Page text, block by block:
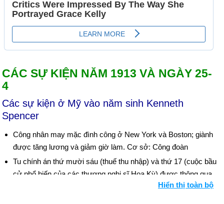
CÁC SỰ KIỆN NĂM 1913 VÀ NGÀY 25-
4
Các sự kiện ở Mỹ vào năm sinh Kenneth
Spencer
Công nhân may mặc đình công ở New York và Boston; giành
được tăng lương và giảm giờ làm. Cơ sở: Công đoàn
Tu chính án thứ mười sáu (thuế thu nhập) và thứ 17 (cuộc bầu
cử phổ biến của các thượng nghị sĩ Hoa Kỳ) được thông qua.
Hiển thị toàn bộ